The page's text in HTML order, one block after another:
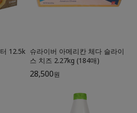
12.5k 슈라이버 아메리칸 체다 슬라이
스 치즈 2.27kg (184매)
28,500원